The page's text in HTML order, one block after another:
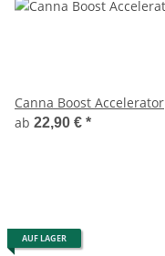
Canna Boost Accelerator
ab 22,90 € *
AUF LAGER